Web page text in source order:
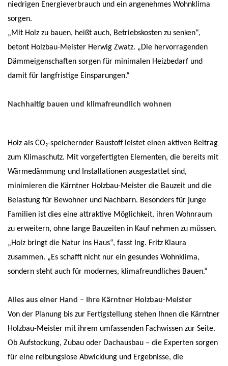
niedrigen Energieverbrauch und ein angenehmes Wohnklima
sorgen.
„Mit Holz zu bauen, heißt auch, Betriebskosten zu senken“,
betont Holzbau-Meister Herwig Zwatz. „Die hervorragenden
Dämmeigenschaften sorgen für minimalen Heizbedarf und
damit für langfristige Einsparungen.“
Nachhaltig bauen und klimafreundlich wohnen
Holz als CO₂-speichernder Baustoff leistet einen aktiven Beitrag
zum Klimaschutz. Mit vorgefertigten Elementen, die bereits mit
Wärmedämmung und Installationen ausgestattet sind,
minimieren die Kärntner Holzbau-Meister die Bauzeit und die
Belastung für Bewohner und Nachbarn. Besonders für junge
Familien ist dies eine attraktive Möglichkeit, ihren Wohnraum
zu erweitern, ohne lange Bauzeiten in Kauf nehmen zu müssen.
„Holz bringt die Natur ins Haus“, fasst Ing. Fritz Klaura
zusammen. „Es schafft nicht nur ein gesundes Wohnklima,
sondern steht auch für modernes, klimafreundliches Bauen.“
Alles aus einer Hand – Ihre Kärntner Holzbau-Meister
Von der Planung bis zur Fertigstellung stehen Ihnen die Kärntner
Holzbau-Meister mit ihrem umfassenden Fachwissen zur Seite.
Ob Aufstockung, Zubau oder Dachausbau – die Experten sorgen
für eine reibungslose Abwicklung und Ergebnisse, die